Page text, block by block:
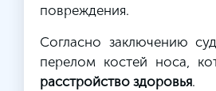
повреждения.
Согласно заключению
перелом костей носа,
расстройство здоровья.